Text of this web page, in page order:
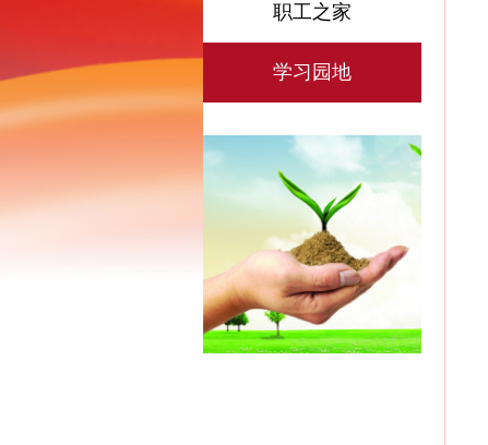
职工之家
学习园地